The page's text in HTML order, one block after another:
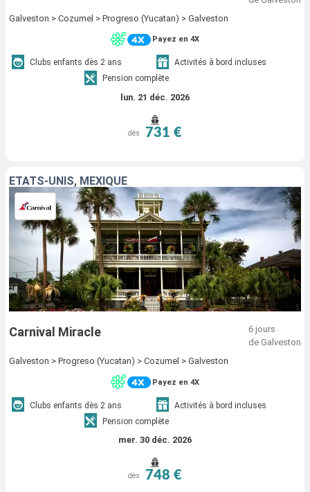
Galveston > Cozumel > Progreso (Yucatan) > Galveston
Payez en 4X
Clubs enfants dès 2 ans
Activités à bord incluses
Pension complète
lun. 21 déc. 2026
dès 731 €
ÉTATS-UNIS, MEXIQUE
Carnival Miracle
6 jours
de Galveston
Galveston > Progreso (Yucatan) > Cozumel > Galveston
Payez en 4X
Clubs enfants dès 2 ans
Activités à bord incluses
Pension complète
mer. 30 déc. 2026
dès 748 €